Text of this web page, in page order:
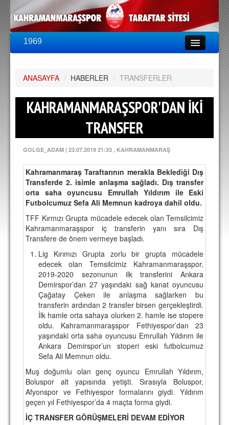
1969
PUAN DURUMU
FİKSTÜR
A TAKIM KADROSU
TEKNİK KADRO
TRANSFERLER
TARAFTAR
BİLETLER
DEPLASMAN
LİSANSLI ÜRÜNLER
MULTİMEDYA
FOTOĞRAF & VİDEOLAR
MARŞ & TEZAHÜRATLAR
KULÜP
AMBLEM
SPOR TESİSLERİ
YÖNETİM KURULU
ANASAYFA / HABERLER / TRANSFERLER
KAHRAMANMARAŞSPOR'DAN İKİ
TRANSFER
GOLGE_ADAM | 23.07.2019 21:33 , KAHRAMANMARAŞ
Kahramanmaraş Taraftarının merakla Beklediği Dış
Transferde 2. isimle anlaşma sağladı. Dış transfer
orta saha oyuncusu Emrullah Yıldırım ile Eski
Futbolcumuz Sefa Ali Memnun kadroya dahil oldu.
TFF Kırmızı Grupta mücadele edecek olan Temsilcimiz
Kahramanmaraşspor iç transferin yanı sıra Dış
Transfere de önem vermeye başladı.
Lig Kırımızı Grupta zorlu bir grupta mücadele
edecek olan Temsilcimiz Kahramanmaraşspor,
2019-2020 sezonunun ilk transferini Ankara
Demirspor’dan 27 yaşındaki sağ kanat oyuncusu
Çağatay Çeken ile anlaşma sağlarken bu
transferin ardından 2 transfer birsen gerçekleştirdi.
İlk hamle orta sahaya olurken 2. hamle ise stopere
oldu. Kahramanmaraşspor Fethiyespor’dan 23
yaşındaki orta saha oyuncusu Emrullah Yıldırım ile
Ankara Demirspor’un stoperi eski futbolcumuz
Sefa Ali Memnun oldu.
Muş doğumlu olan genç oyuncu Emrullah Yıldırım,
Boluspor alt yapısında yetişti. Sırasıyla Boluspor,
Afyonspor ve Fethiyespor formalarını giydi. Yıldırım
geçen yıl Fethiyespor’da 4 maçta forma giydi.
İÇ TRANSFER GÖRÜŞMELERİ DEVAM EDİYOR